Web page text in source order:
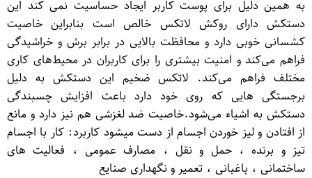
به همین دلیل برای پوست کاربر ایجاد حساسیت نمی کند این
دستکش دارای روکش لاتکس خالص است بنابراین خاصیت
کشسانی خوبی دارد و محافظت بالایی در برابر برش و خراشیدگی
فراهم می‌کند و امنیت بیشتری را برای کاربران در محیط‌های کاری
مختلف فراهم می‌کند. لاتکس ضخیم این دستکش به دلیل
برجستگی هایی که روی خود دارد باعث افزایش چسبندگی
دستکش به اشیاء می‌شود.خاصیت ضد لغزشی هم نیز دارد و مانع
از افتادن و لیز خوردن اجسام از دست میشود کاربرد: کار با اجسام
تیز و برنده ، حمل و نقل ، مصارف عمومی ، فعالیت های
ساختمانی ، باغبانی ، تعمیر و نگهداری صنایع